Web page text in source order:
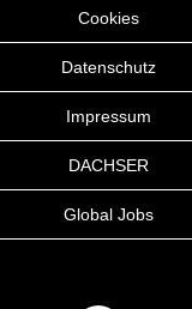
Cookies
Datenschutz
Impressum
DACHSER
Global Jobs